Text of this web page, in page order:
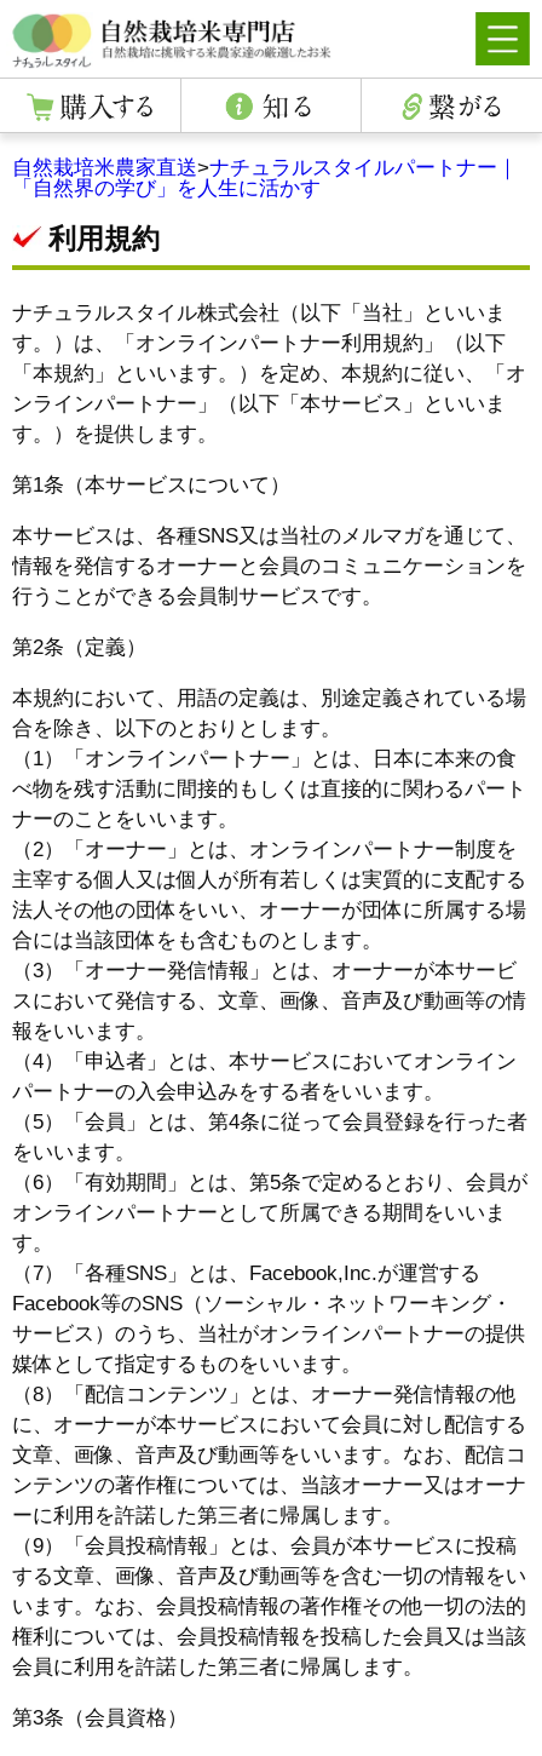
自然栽培米農家直送>ナチュラルスタイルパートナー｜
「自然界の学び」を人生に活かす
利用規約
ナチュラルスタイル株式会社（以下「当社」といいま
す。）は、「オンラインパートナー利用規約」（以下
「本規約」といいます。）を定め、本規約に従い、「オ
ンラインパートナー」（以下「本サービス」といいま
す。）を提供します。
第1条（本サービスについて）
本サービスは、各種SNS又は当社のメルマガを通じて、
情報を発信するオーナーと会員のコミュニケーションを
行うことができる会員制サービスです。
第2条（定義）
本規約において、用語の定義は、別途定義されている場
合を除き、以下のとおりとします。
（1）「オンラインパートナー」とは、日本に本来の食
べ物を残す活動に間接的もしくは直接的に関わるパート
ナーのことをいいます。
（2）「オーナー」とは、オンラインパートナー制度を
主宰する個人又は個人が所有若しくは実質的に支配する
法人その他の団体をいい、オーナーが団体に所属する場
合には当該団体をも含むものとします。
（3）「オーナー発信情報」とは、オーナーが本サービ
スにおいて発信する、文章、画像、音声及び動画等の情
報をいいます。
（4）「申込者」とは、本サービスにおいてオンライン
パートナーの入会申込みをする者をいいます。
（5）「会員」とは、第4条に従って会員登録を行った者
をいいます。
（6）「有効期間」とは、第5条で定めるとおり、会員が
オンラインパートナーとして所属できる期間をいいま
す。
（7）「各種SNS」とは、Facebook,Inc.が運営する
Facebook等のSNS（ソーシャル・ネットワーキング・
サービス）のうち、当社がオンラインパートナーの提供
媒体として指定するものをいいます。
（8）「配信コンテンツ」とは、オーナー発信情報の他
に、オーナーが本サービスにおいて会員に対し配信する
文章、画像、音声及び動画等をいいます。なお、配信コ
ンテンツの著作権については、当該オーナー又はオーナ
ーに利用を許諾した第三者に帰属します。
（9）「会員投稿情報」とは、会員が本サービスに投稿
する文章、画像、音声及び動画等を含む一切の情報をい
います。なお、会員投稿情報の著作権その他一切の法的
権利については、会員投稿情報を投稿した会員又は当該
会員に利用を許諾した第三者に帰属します。
第3条（会員資格）